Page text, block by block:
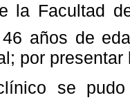
la Facultad
años de
por
se